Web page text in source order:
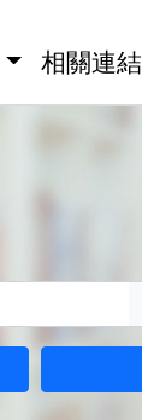
相關連結